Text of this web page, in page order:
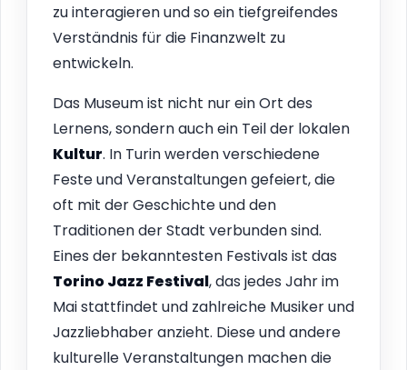
zu interagieren und so ein tiefgreifendes
Verständnis für die Finanzwelt zu
entwickeln.
Das Museum ist nicht nur ein Ort des
Lernens, sondern auch ein Teil der lokalen
Kultur. In Turin werden verschiedene
Feste und Veranstaltungen gefeiert, die
oft mit der Geschichte und den
Traditionen der Stadt verbunden sind.
Eines der bekanntesten Festivals ist das
Torino Jazz Festival, das jedes Jahr im
Mai stattfindet und zahlreiche Musiker und
Jazzliebhaber anzieht. Diese und andere
kulturelle Veranstaltungen machen die